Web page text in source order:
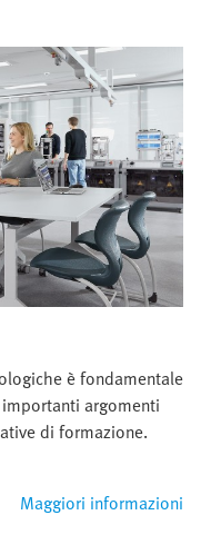
è fondamentale
argomenti
di formazione.
Maggiori informazioni